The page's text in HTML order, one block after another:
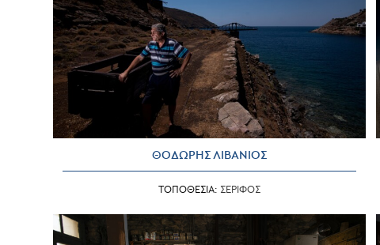
ΘΟΔΩΡΗΣ ΛΙΒΑΝΙΟΣ
ΤΟΠΟΘΕΣΙΑ: ΣΕΡΙΦΟΣ